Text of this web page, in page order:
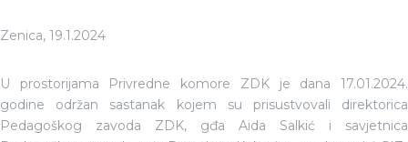
Zenica, 19.1.2024
U prostorijama Privredne komore ZDK je dana 17.01.2024.
godine održan sastanak kojem su prisustvovali direktorica
Pedagoškog zavoda ZDK, gđa Aida Salkić i savjetnica